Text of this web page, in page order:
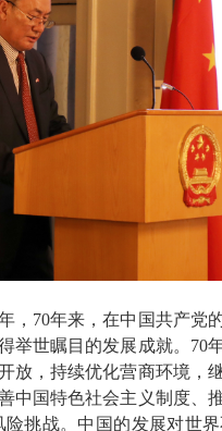
70年来，在中国共产党
世瞩目的发展成就。70
，持续优化营商环境，
中国特色社会主义制度、
挑战。中国的发展对世